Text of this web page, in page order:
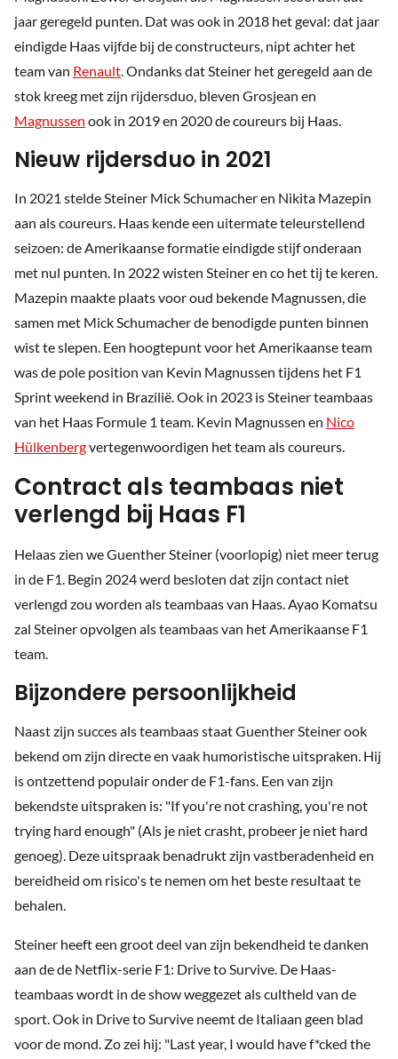
jaar geregeld punten. Dat was ook in 2018 het geval: dat jaar
eindigde Haas vijfde bij de constructeurs, nipt achter het
team van Renault. Ondanks dat Steiner het geregeld aan de
stok kreeg met zijn rijdersduo, bleven Grosjean en
Magnussen ook in 2019 en 2020 de coureurs bij Haas.
Nieuw rijdersduo in 2021
In 2021 stelde Steiner Mick Schumacher en Nikita Mazepin
aan als coureurs. Haas kende een uitermate teleurstellend
seizoen: de Amerikaanse formatie eindigde stijf onderaan
met nul punten. In 2022 wisten Steiner en co het tij te keren.
Mazepin maakte plaats voor oud bekende Magnussen, die
samen met Mick Schumacher de benodigde punten binnen
wist te slepen. Een hoogtepunt voor het Amerikaanse team
was de pole position van Kevin Magnussen tijdens het F1
Sprint weekend in Brazilië. Ook in 2023 is Steiner teambaas
van het Haas Formule 1 team. Kevin Magnussen en Nico
Hülkenbergvertegenwoordigen het team als coureurs.
Contract als teambaas niet
verlengd bij Haas F1
Helaas zien we Guenther Steiner (voorlopig) niet meer terug
in de F1. Begin 2024 werd besloten dat zijn contact niet
verlengd zou worden als teambaas van Haas. Ayao Komatsu
zal Steiner opvolgen als teambaas van het Amerikaanse F1
team.
Bijzondere persoonlijkheid
Naast zijn succes als teambaas staat Guenther Steiner ook
bekend om zijn directe en vaak humoristische uitspraken. Hij
is ontzettend populair onder de F1-fans. Een van zijn
bekendste uitspraken is: "If you're not crashing, you're not
trying hard enough" (Als je niet crasht, probeer je niet hard
genoeg). Deze uitspraak benadrukt zijn vastberadenheid en
bereidheid om risico's te nemen om het beste resultaat te
behalen.
Steiner heeft een groot deel van zijn bekendheid te danken
aan de de Netflix-serie F1: Drive to Survive. De Haas-
teambaas wordt in de show weggezet als cultheld van de
sport. Ook in Drive to Survive neemt de Italiaan geen blad
voor de mond. Zo zei hij: "Last year, I would have f*cked the